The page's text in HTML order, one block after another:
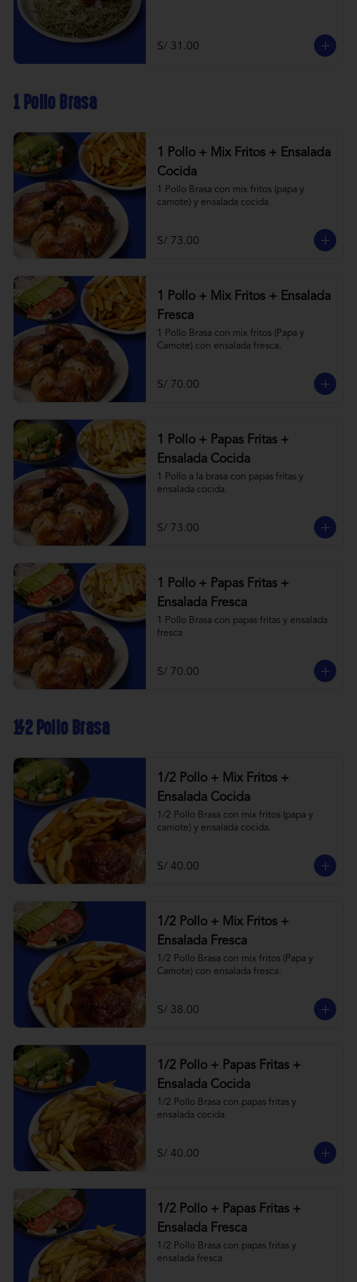
S/ 31.00
1 Pollo Brasa
1 Pollo + Mix Fritos + Ensalada
Cocida
1 Pollo Brasa con mix fritos (papa y
camote) y ensalada cocida.
S/ 73.00
1 Pollo + Mix Fritos + Ensalada
Fresca
1 Pollo Brasa con mix fritos (Papa y
Camote) con ensalada fresca.
S/ 70.00
1 Pollo + Papas Fritas +
Ensalada Cocida
1 Pollo a la brasa con papas fritas y
ensalada cocida.
S/ 73.00
1 Pollo + Papas Fritas +
Ensalada Fresca
1 Pollo Brasa con papas fritas y ensalada
fresca
S/ 70.00
1/2 Pollo Brasa
1/2 Pollo + Mix Fritos +
Ensalada Cocida
1/2 Pollo Brasa con mix fritos (papa y
camote) y ensalada cocida.
S/ 40.00
1/2 Pollo + Mix Fritos +
Ensalada Fresca
1/2 Pollo Brasa con mix fritos (Papa y
Camote) con ensalada fresca.
S/ 38.00
1/2 Pollo + Papas Fritas +
Ensalada Cocida
1/2 Pollo Brasa con papas fritas y
ensalada cocida
S/ 40.00
1/2 Pollo + Papas Fritas +
Ensalada Fresca
1/2 Pollo Brasa con papas fritas y
ensalada fresca